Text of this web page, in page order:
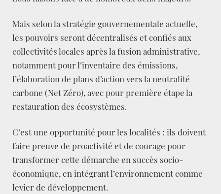
Mais selon la stratégie gouvernementale actuelle,
les pouvoirs seront décentralisés et confiés aux
collectivités locales après la fusion administrative,
notamment pour l’inventaire des émissions,
l’élaboration de plans d’action vers la neutralité
carbone (Net Zéro), avec pour première étape la
restauration des écosystèmes.
C’est une opportunité pour les localités : ils doivent
faire preuve de proactivité et de courage pour
transformer cette démarche en succès socio-
économique, en intégrant l’environnement comme
levier de développement.